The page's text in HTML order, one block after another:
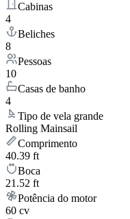
Cabinas
4
Beliches
8
Pessoas
10
Casas de banho
4
Tipo de vela grande
Rolling Mainsail
Comprimento
40.39 ft
Boca
21.52 ft
Potência do motor
60 cv